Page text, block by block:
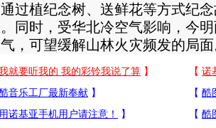
过植纪念树、送鲜花等方式纪
同时，受华北冷空气影响，今
，可望缓解山林火灾频发的局